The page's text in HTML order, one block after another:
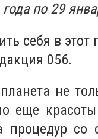
по 29
себя в этот
056.
не
еще
процедур со